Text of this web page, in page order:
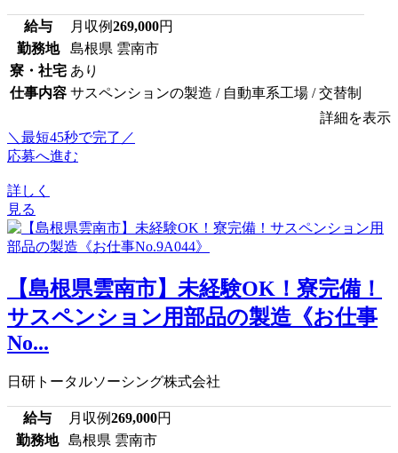
給与 月収例269,000円
勤務地
島根県 雲南市
寮・社宅 あり
仕事内容 サスペンションの製造 / 自動車系工場 / 交替制
詳細を表示
＼最短45秒で完了／
応募へ進む
詳しく
見る
【島根県雲南市】未経験OK！寮完備！
サスペンション用部品の製造《お仕事
No...
日研トータルソーシング株式会社
給与 月収例269,000円
勤務地
島根県 雲南市